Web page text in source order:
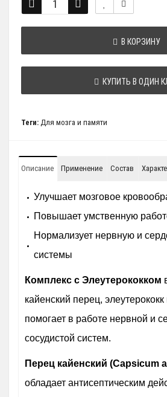
В КОРЗИНУ
КУПИТЬ В ОДИН
Теги: Для мозга и памяти
Описание Применение Состав
Улучшает мозговое
Повышает умственную
Нормализует нервную и
системы
Комплекс с Элеутерококком
кайенский перец, элеутерококк
помогает в работе нервной и
сосудистой систем.
Перец кайенский (Capsicum
обладает антисептическим